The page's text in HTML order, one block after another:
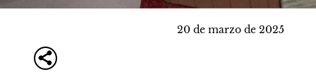
20 de marzo de 2025